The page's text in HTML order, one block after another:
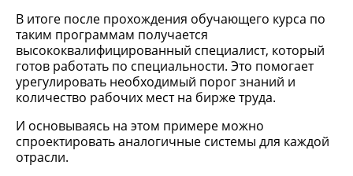
В итоге после прохождения обучающего курса по
таким программам получается
высококвалифицированный специалист, который
готов работать по специальности. Это помогает
урегулировать необходимый порог знаний и
количество рабочих мест на бирже труда.
И основываясь на этом примере можно
спроектировать аналогичные системы для каждой
отрасли.